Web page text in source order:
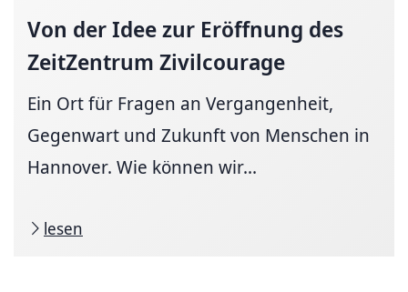
Von der Idee zur Eröffnung des
ZeitZentrum Zivilcourage
Ein Ort für Fragen an Vergangenheit,
Gegenwart und Zukunft von Menschen in
Hannover. Wie können wir...
lesen